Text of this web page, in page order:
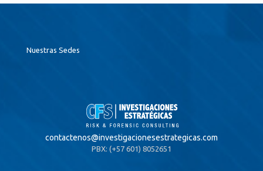
Nuestras Sedes
contactenos@investigacionesestrategicas.com
PBX: (+57 601) 8052651